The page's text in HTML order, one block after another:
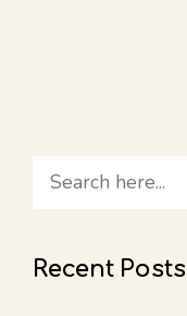
Search
Recent Posts